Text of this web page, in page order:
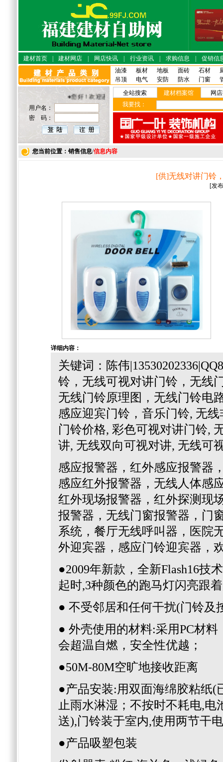
建材首页 建材网店 网店快讯 行业资讯 求购信息
促销信
油漆
板材 地板 面砖 石材
吊顶
电气 安防 防水 门窗
●您好！欢迎进入福建建材·自助网店！
用户名：
密 码：
全站搜索 建材档案馆
网
我要找：
您当前位置：销售信息/信息内容
[供]无线对讲门铃
[发
详细内容：
关键词：陈伟
铃，无线可视对讲门铃，无线
无线门铃原理图，无线门铃电
感应迎宾门铃，音乐门铃, 无
门铃价格, 彩色可视对讲门铃,
讲, 无线双向可视对讲, 无线可
感应报警器，红外感应报警器
感应红外报警器，无线人体感
红外现场报警器，红外探测现
报警器，无线门窗报警器，门
系统，餐厅无线呼叫器，医院
外迎宾器，感应门铃迎宾器，
●2009年新款，全新Flash16技
起时,3种颜色的跑马灯闪亮跟
● 不受邻居和任何干扰(门铃及
● 外壳使用的材料:采用PC材
会超温自燃，安全性优越；
●50M-80M空旷地接收距离
●产品安装:用双面海绵胶粘纸(
止雨水淋湿；不按时不耗电,
送),门铃装于室内,使用两节干
●产品吸塑包装